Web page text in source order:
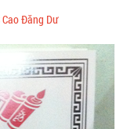
Cao Đăng Dư